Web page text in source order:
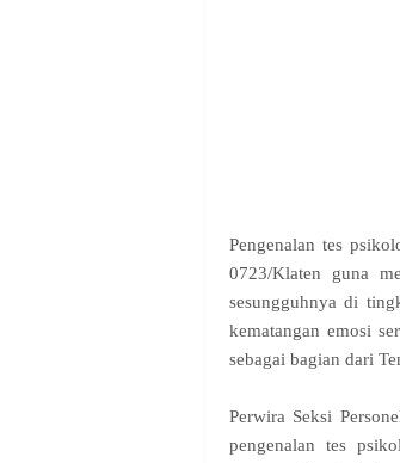
Pengenalan tes
0723/Klaten guna
sesungguhnya di
kematangan emosi
sebagai bagian dari
Perwira Seksi
pengenalan tes